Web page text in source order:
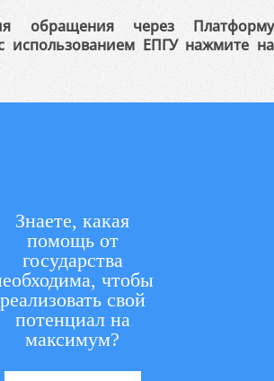
обращения через Платформу
использованием ЕПГУ нажмите на
Знаете, какая
помощь от
государства
чтобы
реализовать свой
потенциал на
максимум?